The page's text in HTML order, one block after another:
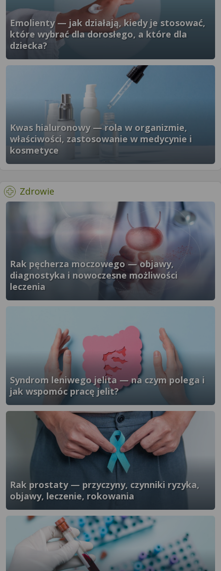
}" />
Emolienty — jak działają, kiedy je stosować,
które wybrać dla dorosłego, a które dla
dziecka?
Kwas hialuronowy — rola w organizmie,
właściwości, zastosowanie w medycynie i
kosmetyce
Zdrowie
Rak pęcherza moczowego — objawy,
diagnostyka i nowoczesne możliwości
leczenia
}" />
Syndrom leniwego jelita — na czym polega i
jak wspomóc pracę jelit?
}" />
Rak prostaty — przyczyny, czynniki ryzyka,
objawy, leczenie, rokowania